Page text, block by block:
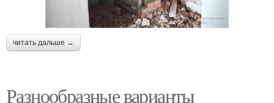
читать дальше →
Разнообразные варианты